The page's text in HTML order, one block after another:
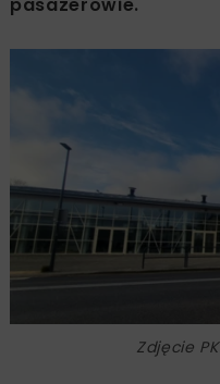
Zdjęcie